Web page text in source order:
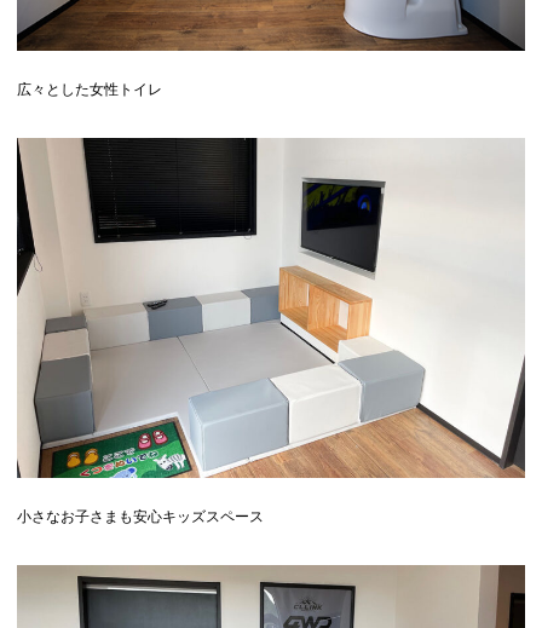
広々とした女性トイレ
小さなお子さまも安心キッズスペース